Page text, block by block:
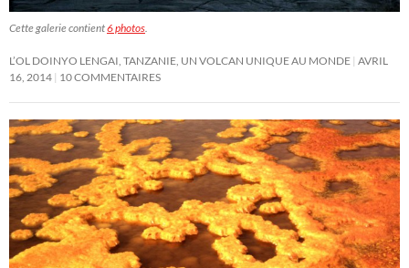
Cette galerie contient6 photos
L’OL DOINYO LENGAI, TANZANIE, UN VOLCAN UNIQUE AU MONDE AVRIL
16, 2014 10 COMMENTAIRES